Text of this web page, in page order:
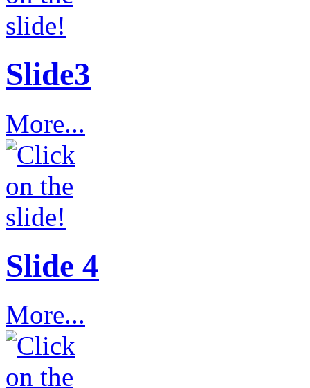
Slide3
More...
Slide 4
More...